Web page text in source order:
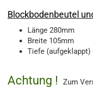
Blockbodenbeutel
Länge 280mm
Breite 105mm
Tiefe (aufgeklappt)
Achtung ! Zum